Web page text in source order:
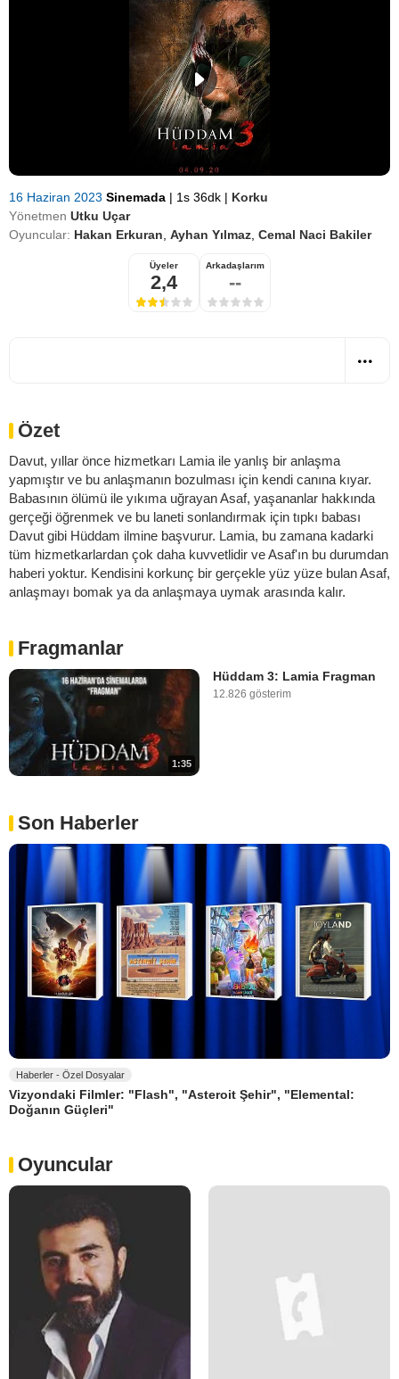
16 Haziran 2023 Sinemada | 1s 36dk | Korku
Yönetmen Utku Uçar
Oyuncular: Hakan Erkuran Ayhan Yılmaz Cemal Naci Bakiler
Üyeler
2,4
Arkadaşlarım
--
Özet
Davut, yıllar önce hizmetkarı Lamia ile yanlış bir anlaşma
yapmıştır ve bu anlaşmanın bozulması için kendi canına kıyar.
Babasının ölümü ile yıkıma uğrayan Asaf, yaşananlar hakkında
gerçeği öğrenmek ve bu laneti sonlandırmak için tıpkı babası
Davut gibi Hüddam ilmine başvurur. Lamia, bu zamana kadarki
tüm hizmetkarlardan çok daha kuvvetlidir ve Asaf'ın bu durumdan
haberi yoktur. Kendisini korkunç bir gerçekle yüz yüze bulan Asaf,
anlaşmayı bomak ya da anlaşmaya uymak arasında kalır.
Fragmanlar
1:35
Hüddam 3: Lamia Fragman
12.826 gösterim
Son Haberler
Haberler - Özel Dosyalar
Vizyondaki Filmler: "Flash", "Asteroit Şehir", "Elemental:
Doğanın Güçleri"
Oyuncular